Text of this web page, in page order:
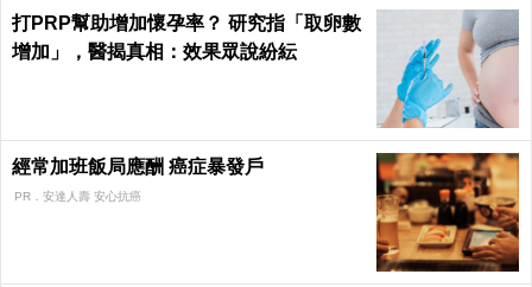
打PRP幫助增加懷孕率？ 研究指「取卵數
增加」，醫揭真相：效果眾說紛紜
經常加班飯局應酬 癌症暴發戶
PR．安達人壽 安心抗癌